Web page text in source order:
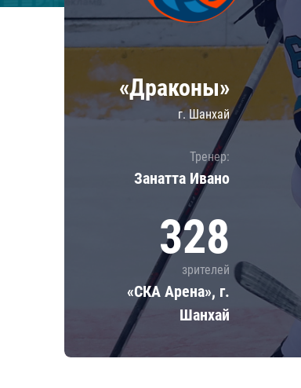
Локомотив
Шанхайские Драконы
«Драконы»
г. Шанхай
Тренер:
Занатта Иванo
328
зрителей
«СКА Арена», г.
Шанхай